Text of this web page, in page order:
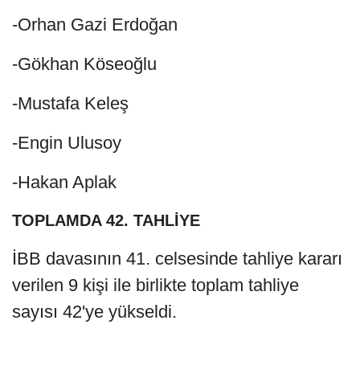
-Orhan Gazi Erdoğan
-Gökhan Köseoğlu
-Mustafa Keleş
-Engin Ulusoy
-Hakan Aplak
TOPLAMDA 42. TAHLİYE
İBB davasının 41. celsesinde tahliye kararı
verilen 9 kişi ile birlikte toplam tahliye
sayısı 42'ye yükseldi.